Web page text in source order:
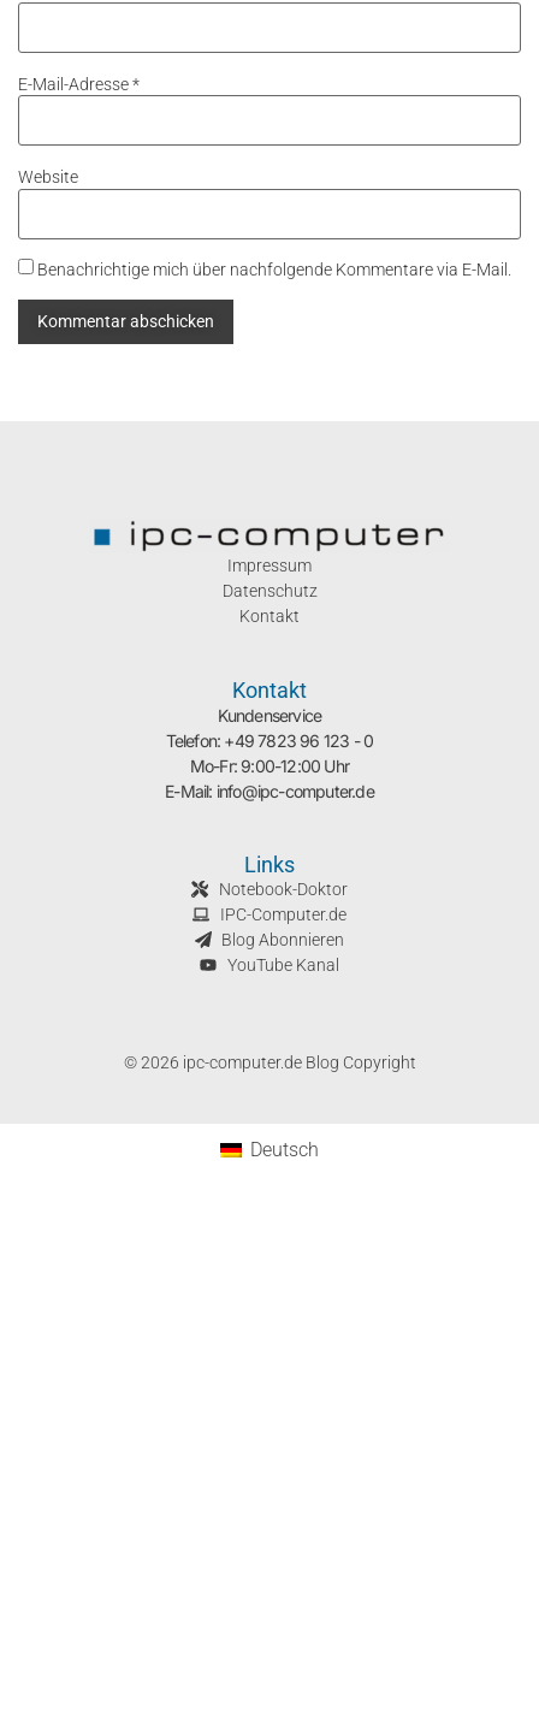
E-Mail-Adresse*
Website
Benachrichtige mich über nachfolgende Kommentare via E-Mail.
Impressum
Datenschutz
Kontakt
Kontakt
Kundenservice
Telefon: +49 7823 96 123 - 0
Mo-Fr: 9:00-12:00 Uhr
E-Mail: info@ipc-computer.de
Links
Notebook-Doktor
IPC-Computer.de
Blog Abonnieren
YouTube Kanal
© 2026 ipc-computer.de Blog Copyright
Deutsch